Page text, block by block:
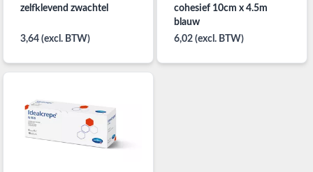
zelfklevend zwachtel
3,64 (excl. BTW)
cohesief 10cm x 4.5m
blauw
6,02 (excl. BTW)